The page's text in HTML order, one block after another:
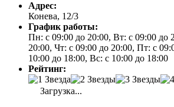
Адрес:
Конева, 12/3
График работы:
Пн: с 09:00 до 20:00, Вт: с 09:00 до
20:00, Чт: с 09:00 до 20:00, Пт: с
10:00 до 18:00, Вс: с 10:00 до 18:00
Рейтинг:
Загрузка...